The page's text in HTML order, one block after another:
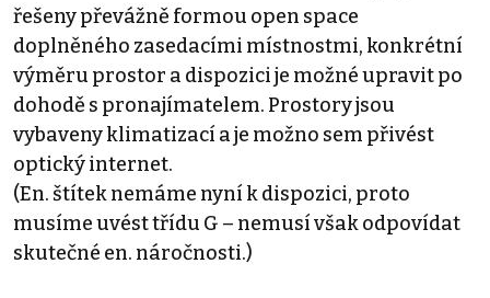
řešeny převážně formou open space
doplněného zasedacími místnostmi, konkrétní
výměru prostor a dispozici je možné upravit po
dohodě s pronajímatelem. Prostory jsou
vybaveny klimatizací a je možno sem přivést
optický internet.
(En. štítek nemáme nyní k dispozici, proto
musíme uvést třídu G – nemusí však odpovídat
skutečné en. náročnosti.)